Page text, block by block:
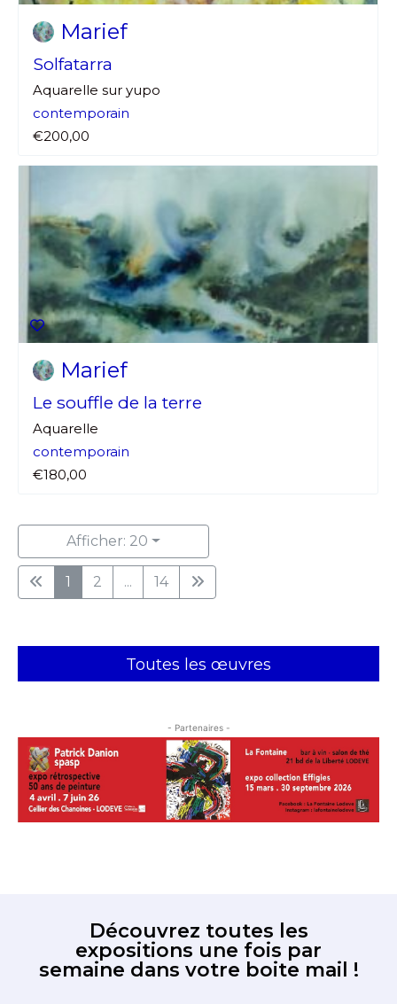
Marief
Solfatarra
Aquarelle sur yupo
contemporain
€200,00
Marief
Le souffle de la terre
Aquarelle
contemporain
€180,00
Afficher: 20
1 2 ... 14
Toutes les œuvres
- Partenaires -
Découvrez toutes les
expositions une fois par
semaine dans votre boite mail !